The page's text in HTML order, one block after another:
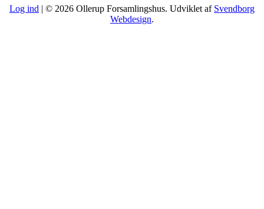
Log ind | © 2026 Ollerup Forsamlingshus. Udviklet af Svendborg
Webdesign.